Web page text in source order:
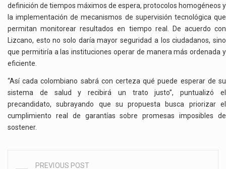
definición de tiempos máximos de espera, protocolos homogéneos y
la implementación de mecanismos de supervisión tecnológica que
permitan monitorear resultados en tiempo real. De acuerdo con
Lizcano, esto no solo daría mayor seguridad a los ciudadanos, sino
que permitiría a las instituciones operar de manera más ordenada y
eficiente.
“Así cada colombiano sabrá con certeza qué puede esperar de su
sistema de salud y recibirá un trato justo”, puntualizó el
precandidato, subrayando que su propuesta busca priorizar el
cumplimiento real de garantías sobre promesas imposibles de
sostener.
PREVIOUS POST